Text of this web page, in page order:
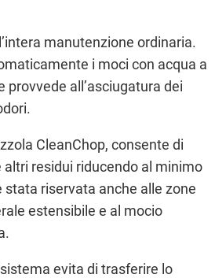
manutenzione ordinaria.
i moci con acqua a
provvede all’asciugatura dei
CleanChop, consente di
residui riducendo al minimo
stata riservata anche alle zone
estensibile e al mocio
evita di trasferire lo